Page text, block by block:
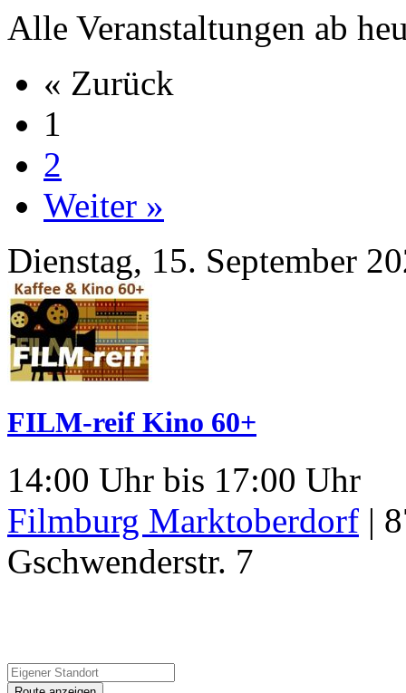
Alle Veranstaltungen ab
« Zurück
1
2
Weiter »
Dienstag, 15. September
FILM-reif Kino 60+
14:00 Uhr bis 17:00 Uhr
Filmburg Marktoberdorf |
Gschwenderstr. 7